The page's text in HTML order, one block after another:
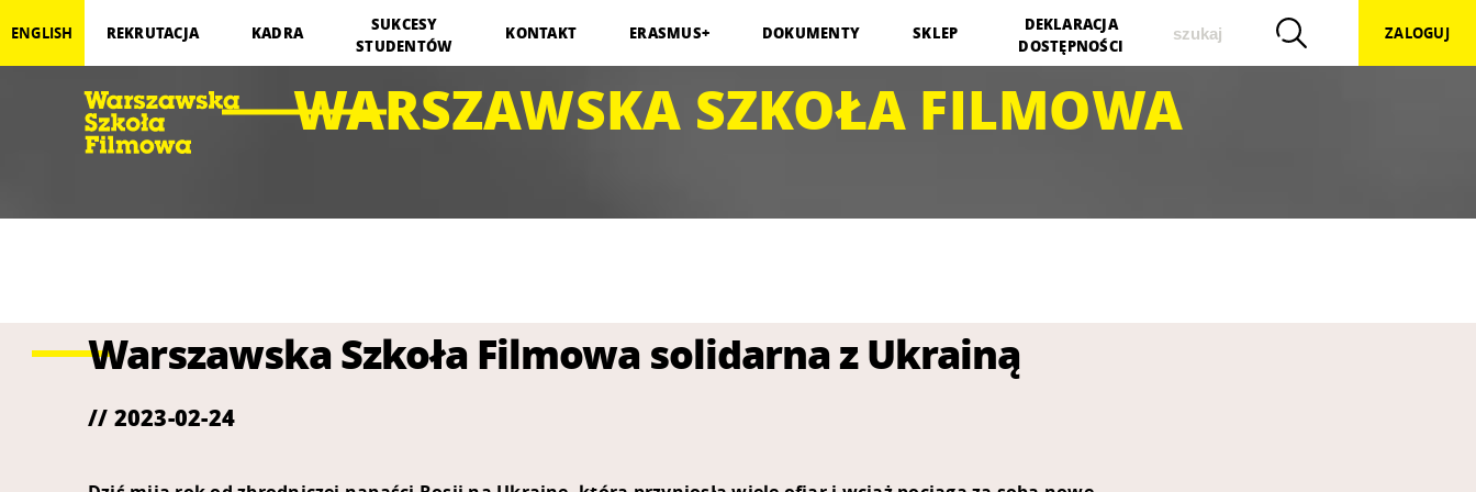
WARSZAWSKA SZKOŁA FILMOWA
ENGLISH REKRUTACJA KADRA
SUKCESY
STUDENTÓW
KONTAKT ERASMUS+ DOKUMENTY SKLEP
DEKLARACJA
DOSTĘPNOŚCI
ZALOGUJ
Warszawska Szkoła Filmowa solidarna z Ukrainą
// 2023-02-24